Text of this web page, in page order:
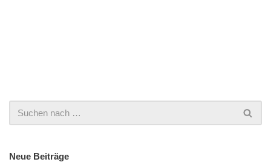
Neue Beiträge